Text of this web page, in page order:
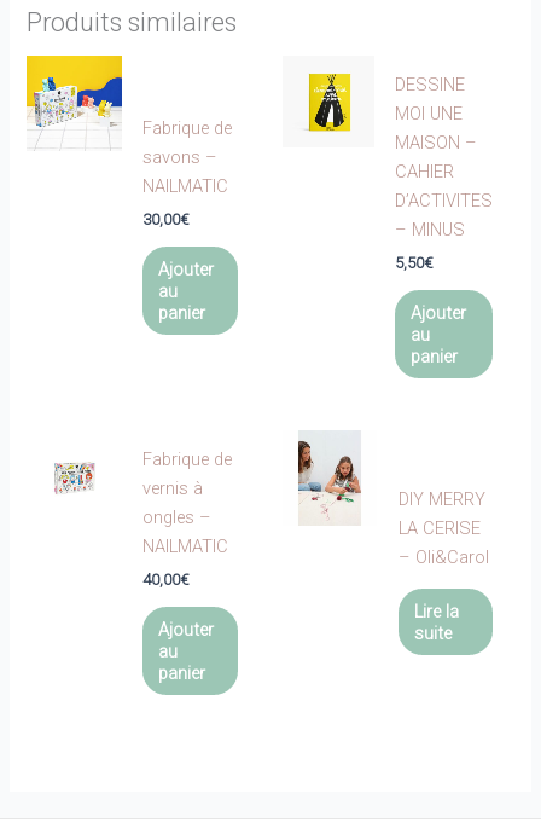
Produits similaires
Fabrique de
savons –
NAILMATIC
30,00€
Ajouter
au
panier
DESSINE
MOI UNE
MAISON –
CAHIER
D’ACTIVITES
– MINUS
5,50€
Ajouter
au
panier
Fabrique de
vernis à
ongles –
NAILMATIC
40,00€
Ajouter
au
panier
DIY MERRY
LA CERISE
– Oli&Carol
Lire la
suite